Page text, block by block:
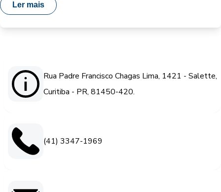
Ler mais
Rua Padre Francisco Chagas Lima, 1421 - Salette,
Curitiba - PR, 81450-420.
(41) 3347-1969